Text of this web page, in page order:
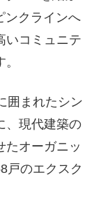
ンクラインへ
いコミュニテ
囲まれたシン
、現代建築の
たオーガニッ
戸のエクスク